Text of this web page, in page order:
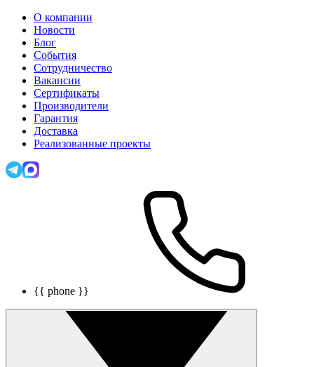
О компании
Новости
Блог
События
Сотрудничество
Вакансии
Сертификаты
Производители
Гарантия
Доставка
Реализованные проекты
{{ phone }}